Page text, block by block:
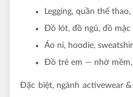
Legging, quần thể
Đồ lót, đồ ngủ, đồ mặc
Áo nỉ, hoodie,
Đồ trẻ em — nhờ mềm,
Đặc biệt, ngành activewear